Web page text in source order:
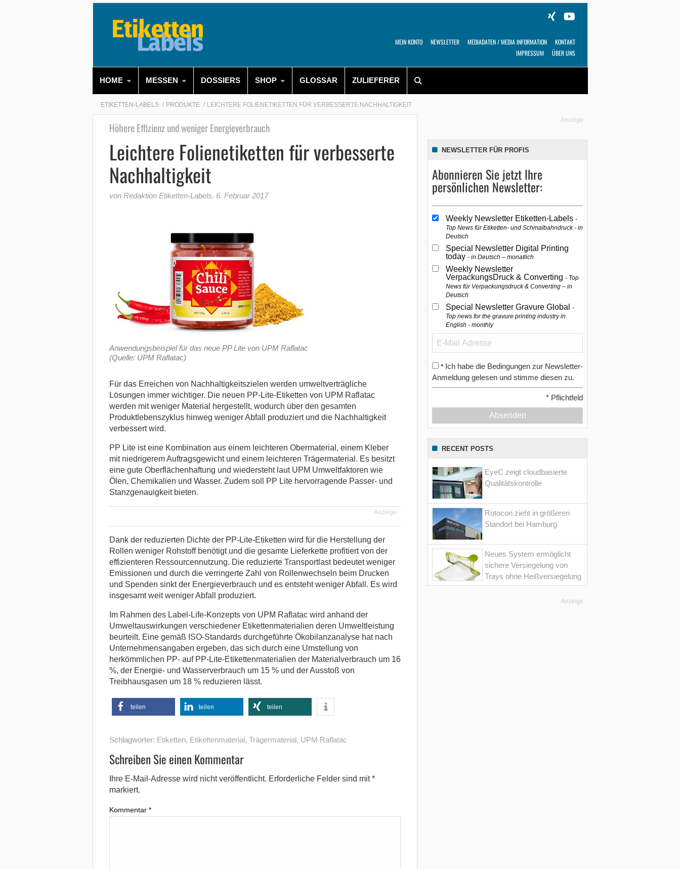
MEIN KONTO NEWSLETTER MEDIADATEN / MEDIA INFORMATION
KONTAKT
IMPRESSUM
ÜBER UNS
HOME MESSEN DOSSIERS SHOP GLOSSAR ZULIEFERER
ETIKETTEN-LABELS PRODUKTE LEICHTERE FOLIENETIKETTEN FÜR VERBESSERTE NACHHALTIGKEIT
Höhere Effizienz und weniger Energieverbrauch
Leichtere Folienetiketten für verbesserte
Nachhaltigkeit
von Redaktion Etiketten-Labels, 6. Februar 2017
Anwendungsbeispiel für das neue PP Lite von UPM Raflatac
(Quelle: UPM Raflatac)
Für das Erreichen von Nachhaltigkeitszielen werden umweltverträgliche
Lösungen immer wichtiger. Die neuen PP-Lite-Etiketten von UPM Raflatac
werden mit weniger Material hergestellt, wodurch über den gesamten
Produktlebenszyklus hinweg weniger Abfall produziert und die Nachhaltigkeit
verbessert wird.
PP Lite ist eine Kombination aus einem leichteren Obermaterial, einem Kleber
mit niedrigerem Auftragsgewicht und einem leichteren Trägermaterial. Es besitzt
eine gute Oberflächenhaftung und wiedersteht laut UPM Umweltfaktoren wie
Ölen, Chemikalien und Wasser. Zudem soll PP Lite hervorragende Passer- und
Stanzgenauigkeit bieten.
Anzeige
Dank der reduzierten Dichte der PP-Lite-Etiketten wird für die Herstellung der
Rollen weniger Rohstoff benötigt und die gesamte Lieferkette profitiert von der
effizienteren Ressourcennutzung. Die reduzierte Transportlast bedeutet weniger
Emissionen und durch die verringerte Zahl von Rollenwechseln beim Drucken
und Spenden sinkt der Energieverbrauch und es entsteht weniger Abfall. Es wird
insgesamt weit weniger Abfall produziert.
Im Rahmen des Label-Life-Konzepts von UPM Raflatac wird anhand der
Umweltauswirkungen verschiedener Etikettenmaterialien deren Umweltleistung
beurteilt. Eine gemäß ISO-Standards durchgeführte Ökobilanzanalyse hat nach
Unternehmensangaben ergeben, das sich durch eine Umstellung von
herkömmlichen PP- auf PP-Lite-Etikettenmaterialien der Materialverbrauch um 16
%, der Energie- und Wasserverbrauch um 15 % und der Ausstoß von
Treibhausgasen um 18 % reduzieren lässt.
teilen teilen teilen
Schlagwörter: Etiketten, Etikettenmaterial, Trägermaterial, UPM Raflatac
Schreiben Sie einen Kommentar
Ihre E-Mail-Adresse wird nicht veröffentlicht. Erforderliche Felder sind mit*
markiert.
Kommentar *
Anzeige
NEWSLETTER FÜR PROFIS
Abonnieren Sie jetzt Ihre
persönlichen Newsletter:
Weekly Newsletter Etiketten-Labels
Top News für Etiketten- und Schmalbahndruck - in
Deutsch
Special Newsletter Digital Printing
today in Deutsch – monatlich
Weekly Newsletter
VerpackungsDruck & Converting Top
News für Verpackungsdruck & Converting – in
Deutsch
Special Newsletter Gravure Global
Top news for the gravure printing industry in
English - monthly
* Ich habe die Bedingungen zur Newsletter-
Anmeldung gelesen und stimme diesen zu.
* Pflichtfeld
Absenden
RECENT POSTS
EyeC zeigt cloudbasierte
Qualitätskontrolle
Rotocon zieht in größeren
Standort bei Hamburg
Neues System ermöglicht
sichere Versiegelung von
Trays ohne Heißversiegelung
Anzeige